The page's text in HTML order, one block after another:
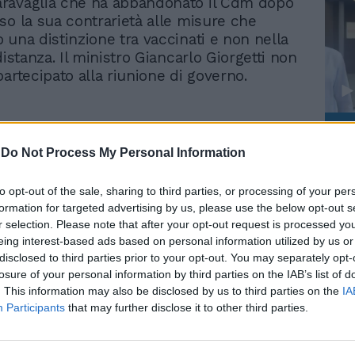
Do Not Process My Personal Information
opt-out of the sale, sharing to third parties, or processing of your
for targeted advertising by us, please use the below opt-out
selection. Please note that after your opt-out request is processed
interest-based ads based on personal information utilized by us
to third parties prior to your opt-out. You may separately
of your personal information by third parties on the IAB’s list of
This information may also be disclosed by us to third parties on the
Participants that may further disclose it to other third parties.
la sua contrarietà alle misure che
una distinzione tra vaccinati e non nella
Il ministro Giancarlo Giorgetti non
alla riunione di governo.
Scuola, come cambia la
quarantena. Il decreto su
Dad e green pass
illimitato
Rudy Giuliani a Come States?
americana